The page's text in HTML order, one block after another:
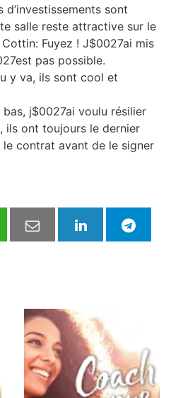
d’investissements sont
salle reste attractive sur le
Fuyez ! J$0027ai mis
pas possible.
y va, ils sont cool et
j$0027ai voulu résilier
ils ont toujours le dernier
contrat avant de le signer